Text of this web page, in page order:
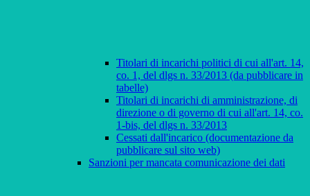
Titolari di incarichi politici di cui all'art. 14,
co. 1, del dlgs n. 33/2013 (da pubblicare in
tabelle)
Titolari di incarichi di amministrazione, di
direzione o di governo di cui all'art. 14, co.
1-bis, del dlgs n. 33/2013
Cessati dall'incarico (documentazione da
pubblicare sul sito web)
Sanzioni per mancata comunicazione dei dati